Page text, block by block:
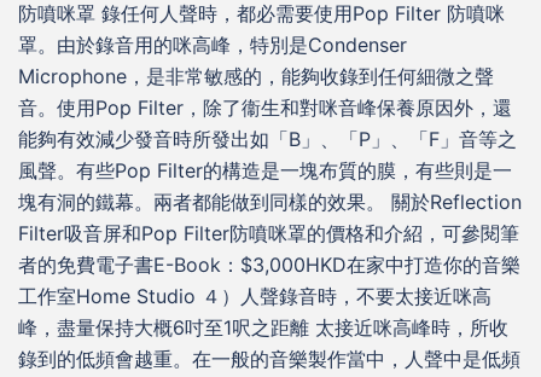
防噴咪罩 錄任何人聲時，都必需要使用Pop Filter 防噴咪
罩。由於錄音用的咪高峰，特別是Condenser
Microphone，是非常敏感的，能夠收錄到任何細微之聲
音。使用Pop Filter，除了衞生和對咪音峰保養原因外，還
能夠有效減少發音時所發出如「B」、「P」、「F」音等之
風聲。有些Pop Filter的構造是一塊布質的膜，有些則是一
塊有洞的鐵幕。兩者都能做到同樣的效果。 關於Reflection
Filter吸音屏和Pop Filter防噴咪罩的價格和介紹，可參閱筆
者的免費電子書E-Book：$3,000HKD在家中打造你的音樂
工作室Home Studio ４）人聲錄音時，不要太接近咪高
峰，盡量保持大概6吋至1呎之距離 太接近咪高峰時，所收
錄到的低頻會越重。在一般的音樂製作當中，人聲中是低頻